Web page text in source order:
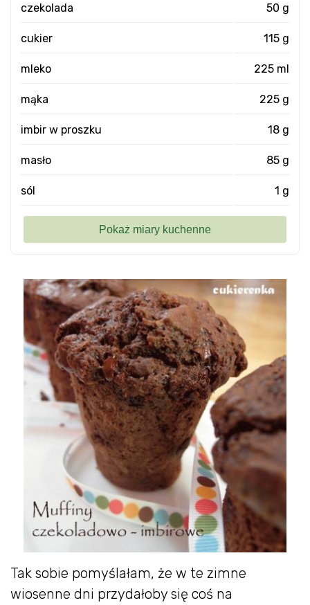
Tak sobie pomyślałam, że w te zimne
wiosenne dni przydałoby się coś na
czekolada 50 g
cukier 115 g
mleko 225 ml
mąka 225 g
imbir w proszku 18 g
masło 85 g
sól 1 g